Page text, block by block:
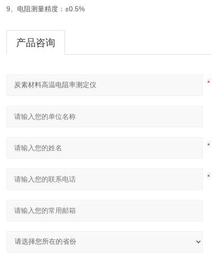
9、电阻测量精度：±0.5%
产品咨询